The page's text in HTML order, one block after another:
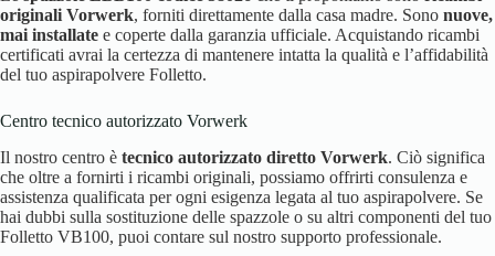
originali Vorwerk, forniti direttamente dalla casa madre. Sono nuove,
mai installate e coperte dalla garanzia ufficiale. Acquistando ricambi
certificati avrai la certezza di mantenere intatta la qualità e l’affidabilità
del tuo aspirapolvere Folletto.
Centro tecnico autorizzato Vorwerk
Il nostro centro è tecnico autorizzato diretto Vorwerk. Ciò significa
che oltre a fornirti i ricambi originali, possiamo offrirti consulenza e
assistenza qualificata per ogni esigenza legata al tuo aspirapolvere. Se
hai dubbi sulla sostituzione delle spazzole o su altri componenti del tuo
Folletto VB100, puoi contare sul nostro supporto professionale.